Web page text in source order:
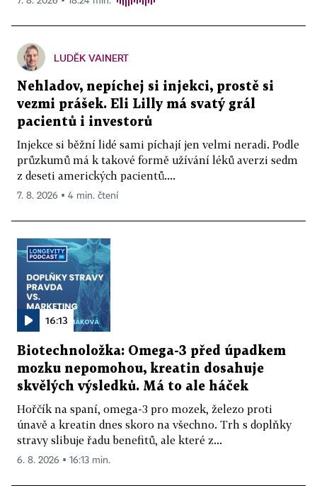
LUDĚK VAINERT
Nehladov, nepíchej si injekci, prostě si
vezmi prášek. Eli Lilly má svatý grál
pacientů i investorů
Injekce si běžní lidé sami píchají jen velmi neradi. Podle
průzkumů má k takové formě užívání léků averzi sedm
z deseti amerických pacientů....
7. 8. 2026 ▪ 4 min. čtení
16:13
Biotechnoložka: Omega-3 před úpadkem
mozku nepomohou, kreatin dosahuje
skvělých výsledků. Má to ale háček
Hořčík na spaní, omega-3 pro mozek, železo proti
únavě a kreatin dnes skoro na všechno. Trh s doplňky
stravy slibuje řadu benefitů, ale které z...
6. 8. 2026 ▪ 16:13 min.